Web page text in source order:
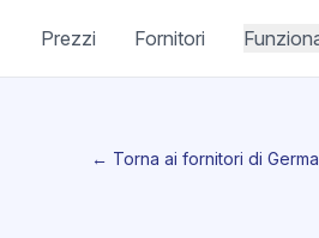
Prezzi Fornitori
← Torna ai fornitori di